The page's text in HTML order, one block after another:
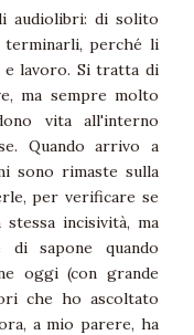
audiolibri: di solito
perché li
lavoro. Si tratta di
ma sempre molto
vita all'interno
Quando arrivo a
sono rimaste sulla
per verificare se
incisività, ma
di sapone quando
oggi (con grande
che ho ascoltato
a mio parere, ha